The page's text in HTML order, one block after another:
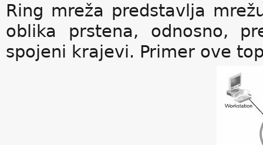
Ring mreža predstavlja
oblika prstena, odnosno,
spojeni krajevi. Primer ove